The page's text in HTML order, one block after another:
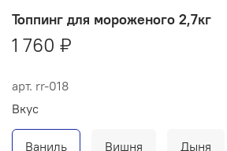
арт. rr-018
Топпинг для мороженого 2,7кг
1 760 ₽
Вкус
Ваниль Вишня Дыня